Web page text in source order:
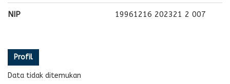
NIP 19961216 202321 2 007
Profil
Data tidak ditemukan